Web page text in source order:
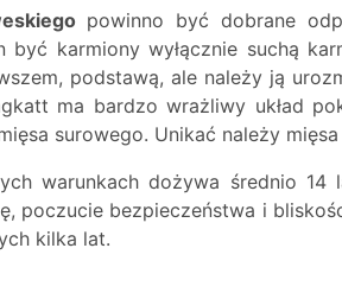
powinno być dobrane
być karmiony wyłącznie suchą
podstawą, ale należy ją
ma bardzo wrażliwy układ
surowego. Unikać należy
warunkach dożywa średnio 14
poczucie bezpieczeństwa i
kilka lat.